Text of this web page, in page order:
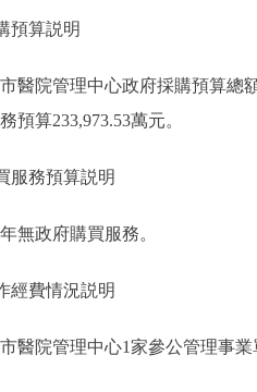
算説明
院管理中心政府採購預算總額
預算233,973.53萬元。
務預算説明
政府購買服務。
費情況説明
院管理中心1家參公管理事業